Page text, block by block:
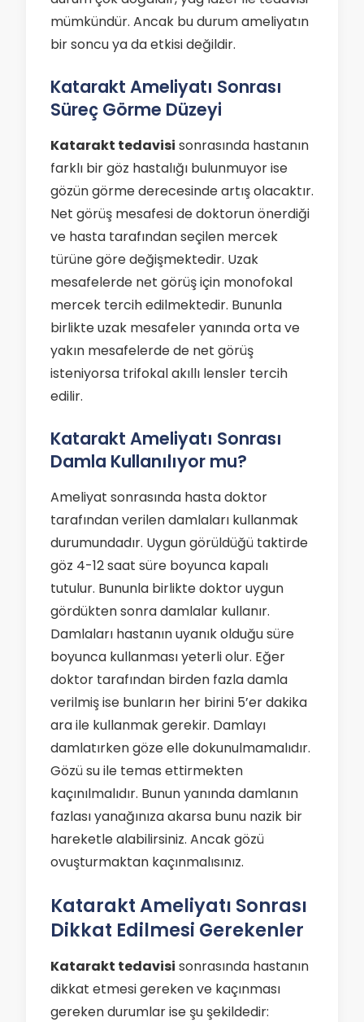
mümkündür. Ancak bu durum ameliyatın
bir soncu ya da etkisi değildir.
Katarakt Ameliyatı Sonrası
Süreç Görme Düzeyi
Katarakt tedavisi sonrasında hastanın
farklı bir göz hastalığı bulunmuyor ise
gözün görme derecesinde artış olacaktır.
Net görüş mesafesi de doktorun önerdiği
ve hasta tarafından seçilen mercek
türüne göre değişmektedir. Uzak
mesafelerde net görüş için monofokal
mercek tercih edilmektedir. Bununla
birlikte uzak mesafeler yanında orta ve
yakın mesafelerde de net görüş
isteniyorsa trifokal akıllı lensler tercih
edilir.
Katarakt Ameliyatı Sonrası
Damla Kullanılıyor mu?
Ameliyat sonrasında hasta doktor
tarafından verilen damlaları kullanmak
durumundadır. Uygun görüldüğü taktirde
göz 4-12 saat süre boyunca kapalı
tutulur. Bununla birlikte doktor uygun
gördükten sonra damlalar kullanır.
Damlaları hastanın uyanık olduğu süre
boyunca kullanması yeterli olur. Eğer
doktor tarafından birden fazla damla
verilmiş ise bunların her birini 5’er dakika
ara ile kullanmak gerekir. Damlayı
damlatırken göze elle dokunulmamalıdır.
Gözü su ile temas ettirmekten
kaçınılmalıdır. Bunun yanında damlanın
fazlası yanağınıza akarsa bunu nazik bir
hareketle alabilirsiniz. Ancak gözü
ovuşturmaktan kaçınmalısınız.
Katarakt Ameliyatı Sonrası
Dikkat Edilmesi Gerekenler
Katarakt tedavisi sonrasında hastanın
dikkat etmesi gereken ve kaçınması
gereken durumlar ise şu şekildedir: